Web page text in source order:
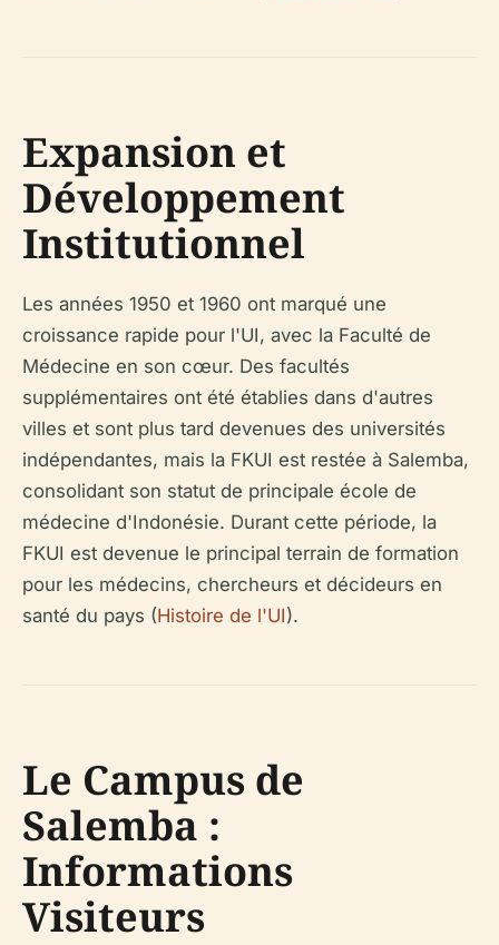
Expansion et
Développement
Institutionnel
Les années 1950 et 1960 ont marqué une
croissance rapide pour l'UI, avec la Faculté de
Médecine en son cœur. Des facultés
supplémentaires ont été établies dans d'autres
villes et sont plus tard devenues des universités
indépendantes, mais la FKUI est restée à Salemba,
consolidant son statut de principale école de
médecine d'Indonésie. Durant cette période, la
FKUI est devenue le principal terrain de formation
pour les médecins, chercheurs et décideurs en
santé du pays (Histoire de l'UI).
Le Campus de
Salemba :
Informations
Visiteurs